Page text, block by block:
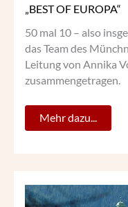
„BEST OF EUROPA“
50 mal 10 – also
das Team des
Leitung von Annika
zusammengetragen.
Mehr dazu...
SEHNSUCHTSORT
SEMMERING